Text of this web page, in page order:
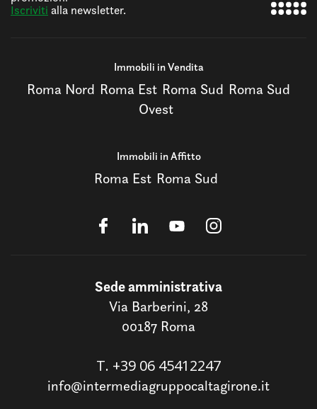
Iscriviti alla newsletter.
Immobili in Vendita
Roma Nord Roma Est Roma Sud Roma Sud
Ovest
Immobili in Affitto
Roma Est Roma Sud
Sede amministrativa
Via Barberini, 28
00187 Roma
T. +39 06 45412247
info@intermediagruppocaltagirone.it